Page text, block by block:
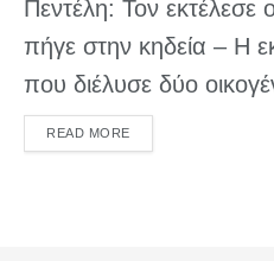
Πεντέλη: Τον εκτέλεσε
πήγε στην κηδεία – Η
που διέλυσε δύο
READ MOREDETAILS